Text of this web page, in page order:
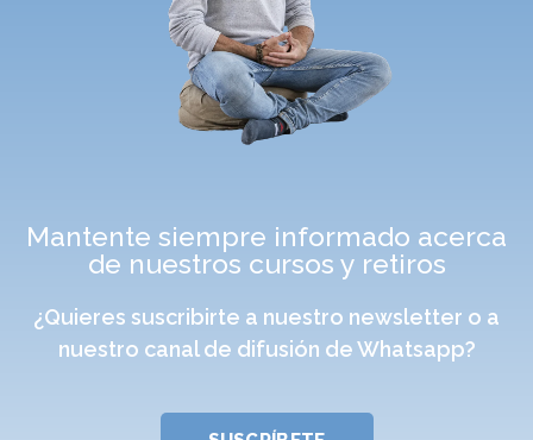
Mantente siempre informado acerca
de nuestros cursos y retiros
¿Quieres suscribirte a nuestro newsletter o a
nuestro canal de difusión de Whatsapp?